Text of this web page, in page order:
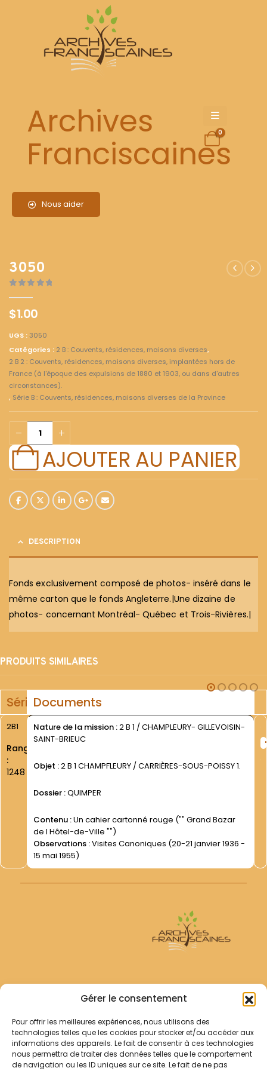
Gérer le consentement
Pour offrir les meilleures expériences, nous utilisons des
technologies telles que les cookies pour stocker et/ou accéder aux
informations des appareils. Le fait de consentir à ces technologies
nous permettra de traiter des données telles que le comportement
de navigation ou les ID uniques sur ce site. Le fait de ne pas
Archives
Franciscaines
Nous aider
0
3050
$1.00
UGS : 3050
Catégories : 2 B : Couvents, résidences, maisons diverses,
2 B 2 : Couvents, résidences, maisons diverses, implantées hors de
France (à l'époque des expulsions de 1880 et 1903, ou dans d'autres
circonstances).
, Série B : Couvents, résidences, maisons diverses de la Province
AJOUTER AU PANIER
DESCRIPTION
Fonds exclusivement composé de photos- inséré dans le
même carton que le fonds Angleterre.|Une dizaine de
photos- concernant Montréal- Québec et Trois-Rivières.|
PRODUITS SIMILAIRES
SérieDocuments
2B1
Rang
:
1248
Nature de la mission :2 B 1 / CHAMPLEURY- GILLEVOISIN-
SAINT-BRIEUC
Objet :2 B 1 CHAMPFLEURY / CARRIÈRES-SOUS-POISSY 1.
Dossier :QUIMPER
Contenu :Un cahier cartonné rouge ("" Grand Bazar
de l Hôtel-de-Ville "")
Observations :Visites Canoniques (20-21 janvier 1936 -
15 mai 1955)
Archives Franciscaines
RECHERCHER
Comment chercher ?
Les archives